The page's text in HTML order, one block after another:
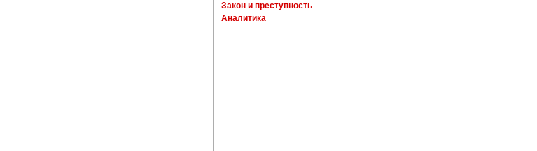
Закон и преступность
Аналитика